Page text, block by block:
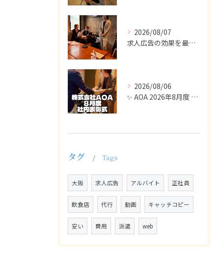
2026/08/07
求人広告の効果を最大化するために最も重要なのは、掲載タイミン...
2026/08/06
✨ AOA 2026年8月度 表彰式レポート ✨
タグ Tags
大阪 求人広告 アルバイト 正社員
飲食店 代行 動画 キャッチコピー
安い 費用 派遣 web